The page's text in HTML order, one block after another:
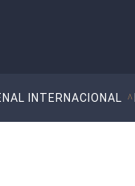
INTERNACIONAL